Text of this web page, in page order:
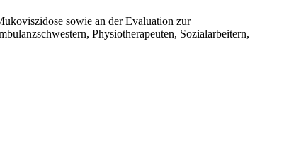
sowie an der Evaluation zur
Physiotherapeuten, Sozialarbeitern,